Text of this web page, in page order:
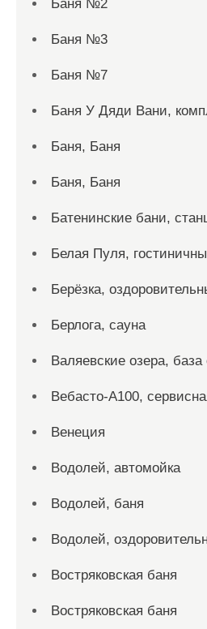
Баня №2
Баня №3
Баня №7
Баня У Дяди Вани,
Баня, Баня
Баня, Баня
Батенинские бани,
Белая Пуля,
Берёзка,
Берлога, сауна
Валяевские озера, база
Вебасто-А100,
Венеция
Водолей, автомойка
Водолей, баня
Водолей,
Востряковская баня
Востряковская баня